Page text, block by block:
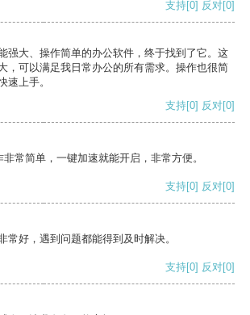
支持[0] 反对[0]
强大、操作简单的办公软件，终于找到了它。这
，可以满足我日常办公的所有需求。操作也很简
速上手。
支持[0] 反对[0]
常简单，一键加速就能开启，非常方便。
支持[0] 反对[0]
常好，遇到问题都能得到及时解决。
支持[0] 反对[0]